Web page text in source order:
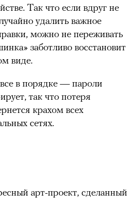
Так что если вдруг не
удалить важное
можно не переживать
заботливо восстановит
виде.
в порядке — пароли
так что потеря
крахом всех
сетях.
арт-проект, сделанный